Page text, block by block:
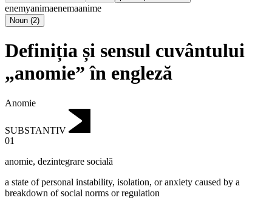
enemyanimaenemaanime
Noun (2)
Definiția și sensul cuvântului
„anomie” în engleză
Anomie
SUBSTANTIV
01
anomie, dezintegrare socială
a state of personal instability, isolation, or anxiety caused by a
breakdown of social norms or regulation